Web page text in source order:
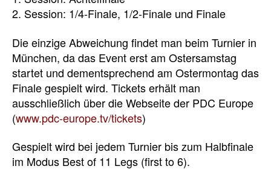
2. Session: 1/4-Finale, 1/2-Finale und Finale
Die einzige Abweichung findet man beim Turnier in
München, da das Event erst am Ostersamstag
startet und dementsprechend am Ostermontag das
Finale gespielt wird. Tickets erhält man
ausschließlich über die Webseite der PDC Europe
(www.pdc-europe.tv/tickets)
Gespielt wird bei jedem Turnier bis zum Halbfinale
im Modus Best of 11 Legs (first to 6).